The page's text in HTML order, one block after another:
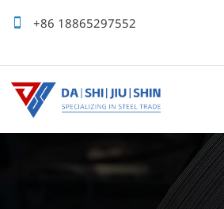
 +86 18865297552